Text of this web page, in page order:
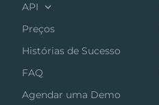
API
Preços
Histórias de Sucesso
FAQ
Agendar uma Demo